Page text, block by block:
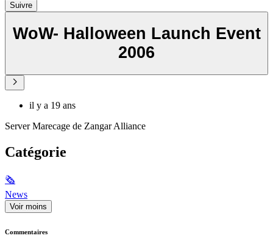
Suivre
WoW- Halloween Launch Event
2006
il y a 19 ans
Server Marecage de Zangar Alliance
Catégorie
🗞
News
Voir moins
Commentaires